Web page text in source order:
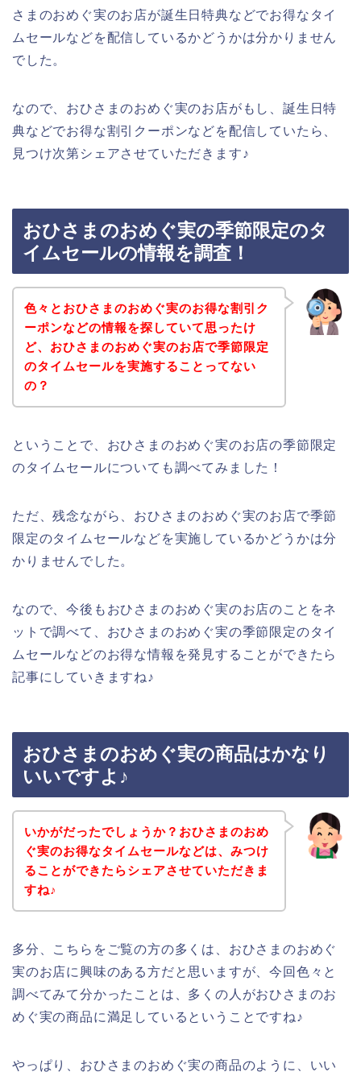
さまのおめぐ実のお店が誕生日特典などでお得なタイ
ムセールなどを配信しているかどうかは分かりません
でした。
なので、おひさまのおめぐ実のお店がもし、誕生日特
典などでお得な割引クーポンなどを配信していたら、
見つけ次第シェアさせていただきます♪
おひさまのおめぐ実の季節限定のタ
イムセールの情報を調査！
色々とおひさまのおめぐ実のお得な割引ク
ーポンなどの情報を探していて思ったけ
ど、おひさまのおめぐ実のお店で季節限定
のタイムセールを実施することってない
の？
ということで、おひさまのおめぐ実のお店の季節限定
のタイムセールについても調べてみました！
ただ、残念ながら、おひさまのおめぐ実のお店で季節
限定のタイムセールなどを実施しているかどうかは分
かりませんでした。
なので、今後もおひさまのおめぐ実のお店のことをネ
ットで調べて、おひさまのおめぐ実の季節限定のタイ
ムセールなどのお得な情報を発見することができたら
記事にしていきますね♪
おひさまのおめぐ実の商品はかなり
いいですよ♪
いかがだったでしょうか？おひさまのおめ
ぐ実のお得なタイムセールなどは、みつけ
ることができたらシェアさせていただきま
すね♪
多分、こちらをご覧の方の多くは、おひさまのおめぐ
実のお店に興味のある方だと思いますが、今回色々と
調べてみて分かったことは、多くの人がおひさまのお
めぐ実の商品に満足しているということですね♪
やっぱり、おひさまのおめぐ実の商品のように、いい